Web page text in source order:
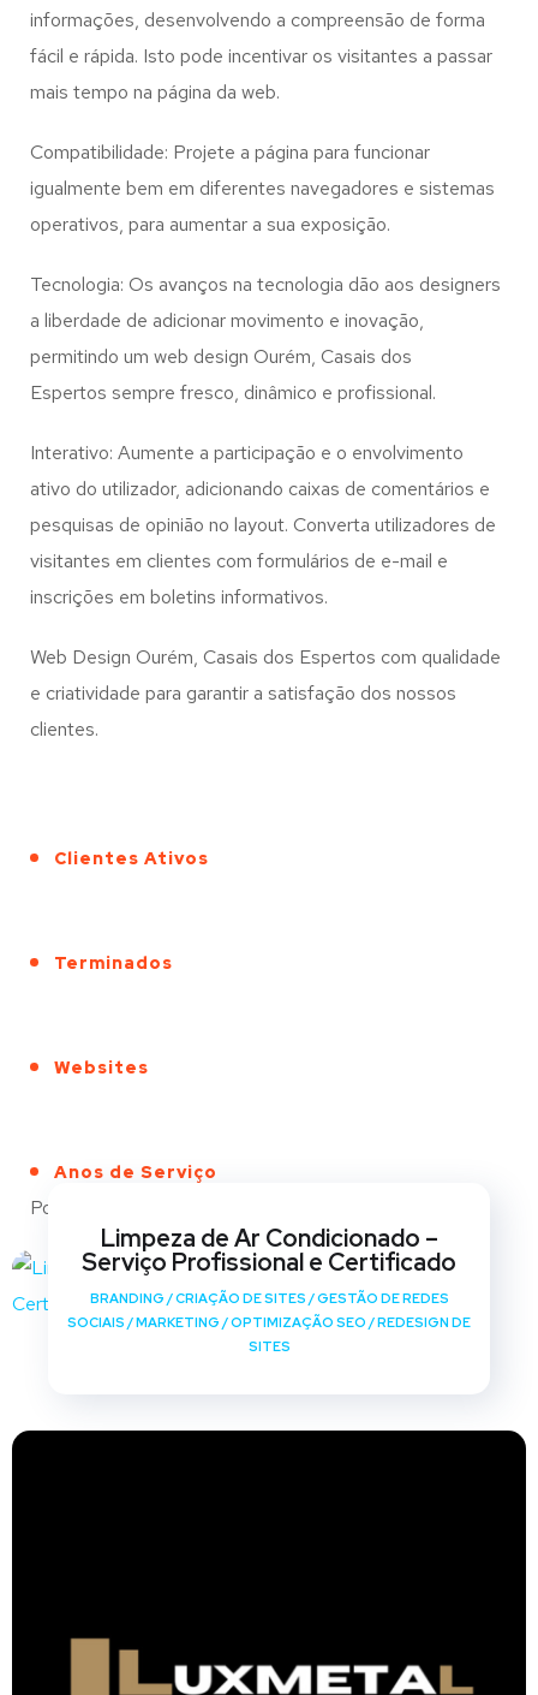
informações, desenvolvendo a compreensão de forma
fácil e rápida. Isto pode incentivar os visitantes a passar
mais tempo na página da web.
Compatibilidade: Projete a página para funcionar
igualmente bem em diferentes navegadores e sistemas
operativos, para aumentar a sua exposição.
Tecnologia: Os avanços na tecnologia dão aos designers
a liberdade de adicionar movimento e inovação,
permitindo um web design Ourém, Casais dos
Espertos sempre fresco, dinâmico e profissional.
Interativo: Aumente a participação e o envolvimento
ativo do utilizador, adicionando caixas de comentários e
pesquisas de opinião no layout. Converta utilizadores de
visitantes em clientes com formulários de e-mail e
inscrições em boletins informativos.
Web Design Ourém, Casais dos Espertos com qualidade
e criatividade para garantir a satisfação dos nossos
clientes.
Clientes Ativos
Terminados
Websites
Anos de Serviço
Portfólio
Limpeza de Ar Condicionado –
Serviço Profissional e Certificado
BRANDING /CRIAÇÃO DE SITES /GESTÃO DE REDES
SOCIAIS /MARKETING /OPTIMIZAÇÃO SEO /REDESIGN DE
SITES